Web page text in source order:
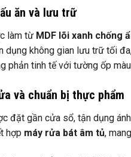
ăn và lưu trữ
làm từ MDF lõi xanh chống
dụng không gian lưu trữ tối
phản tinh tế với tường ốp
và chuẩn bị thực phẩm
đặt gần cửa sổ, tận dụng
hợp máy rửa bát âm tủ,